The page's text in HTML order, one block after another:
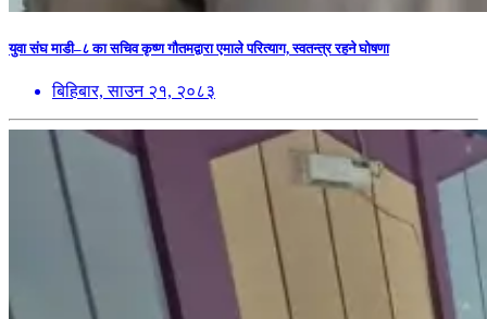
युवा संघ माडी–८ का सचिव कृष्ण गौतमद्वारा एमाले परित्याग, स्वतन्त्र रहने घोषणा
बिहिबार, साउन २१, २०८३